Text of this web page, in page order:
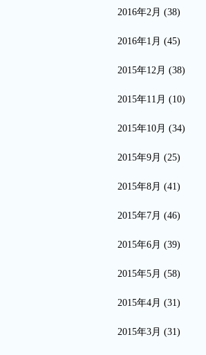
2016年2月 (38)
2016年1月 (45)
2015年12月 (38)
2015年11月 (10)
2015年10月 (34)
2015年9月 (25)
2015年8月 (41)
2015年7月 (46)
2015年6月 (39)
2015年5月 (58)
2015年4月 (31)
2015年3月 (31)